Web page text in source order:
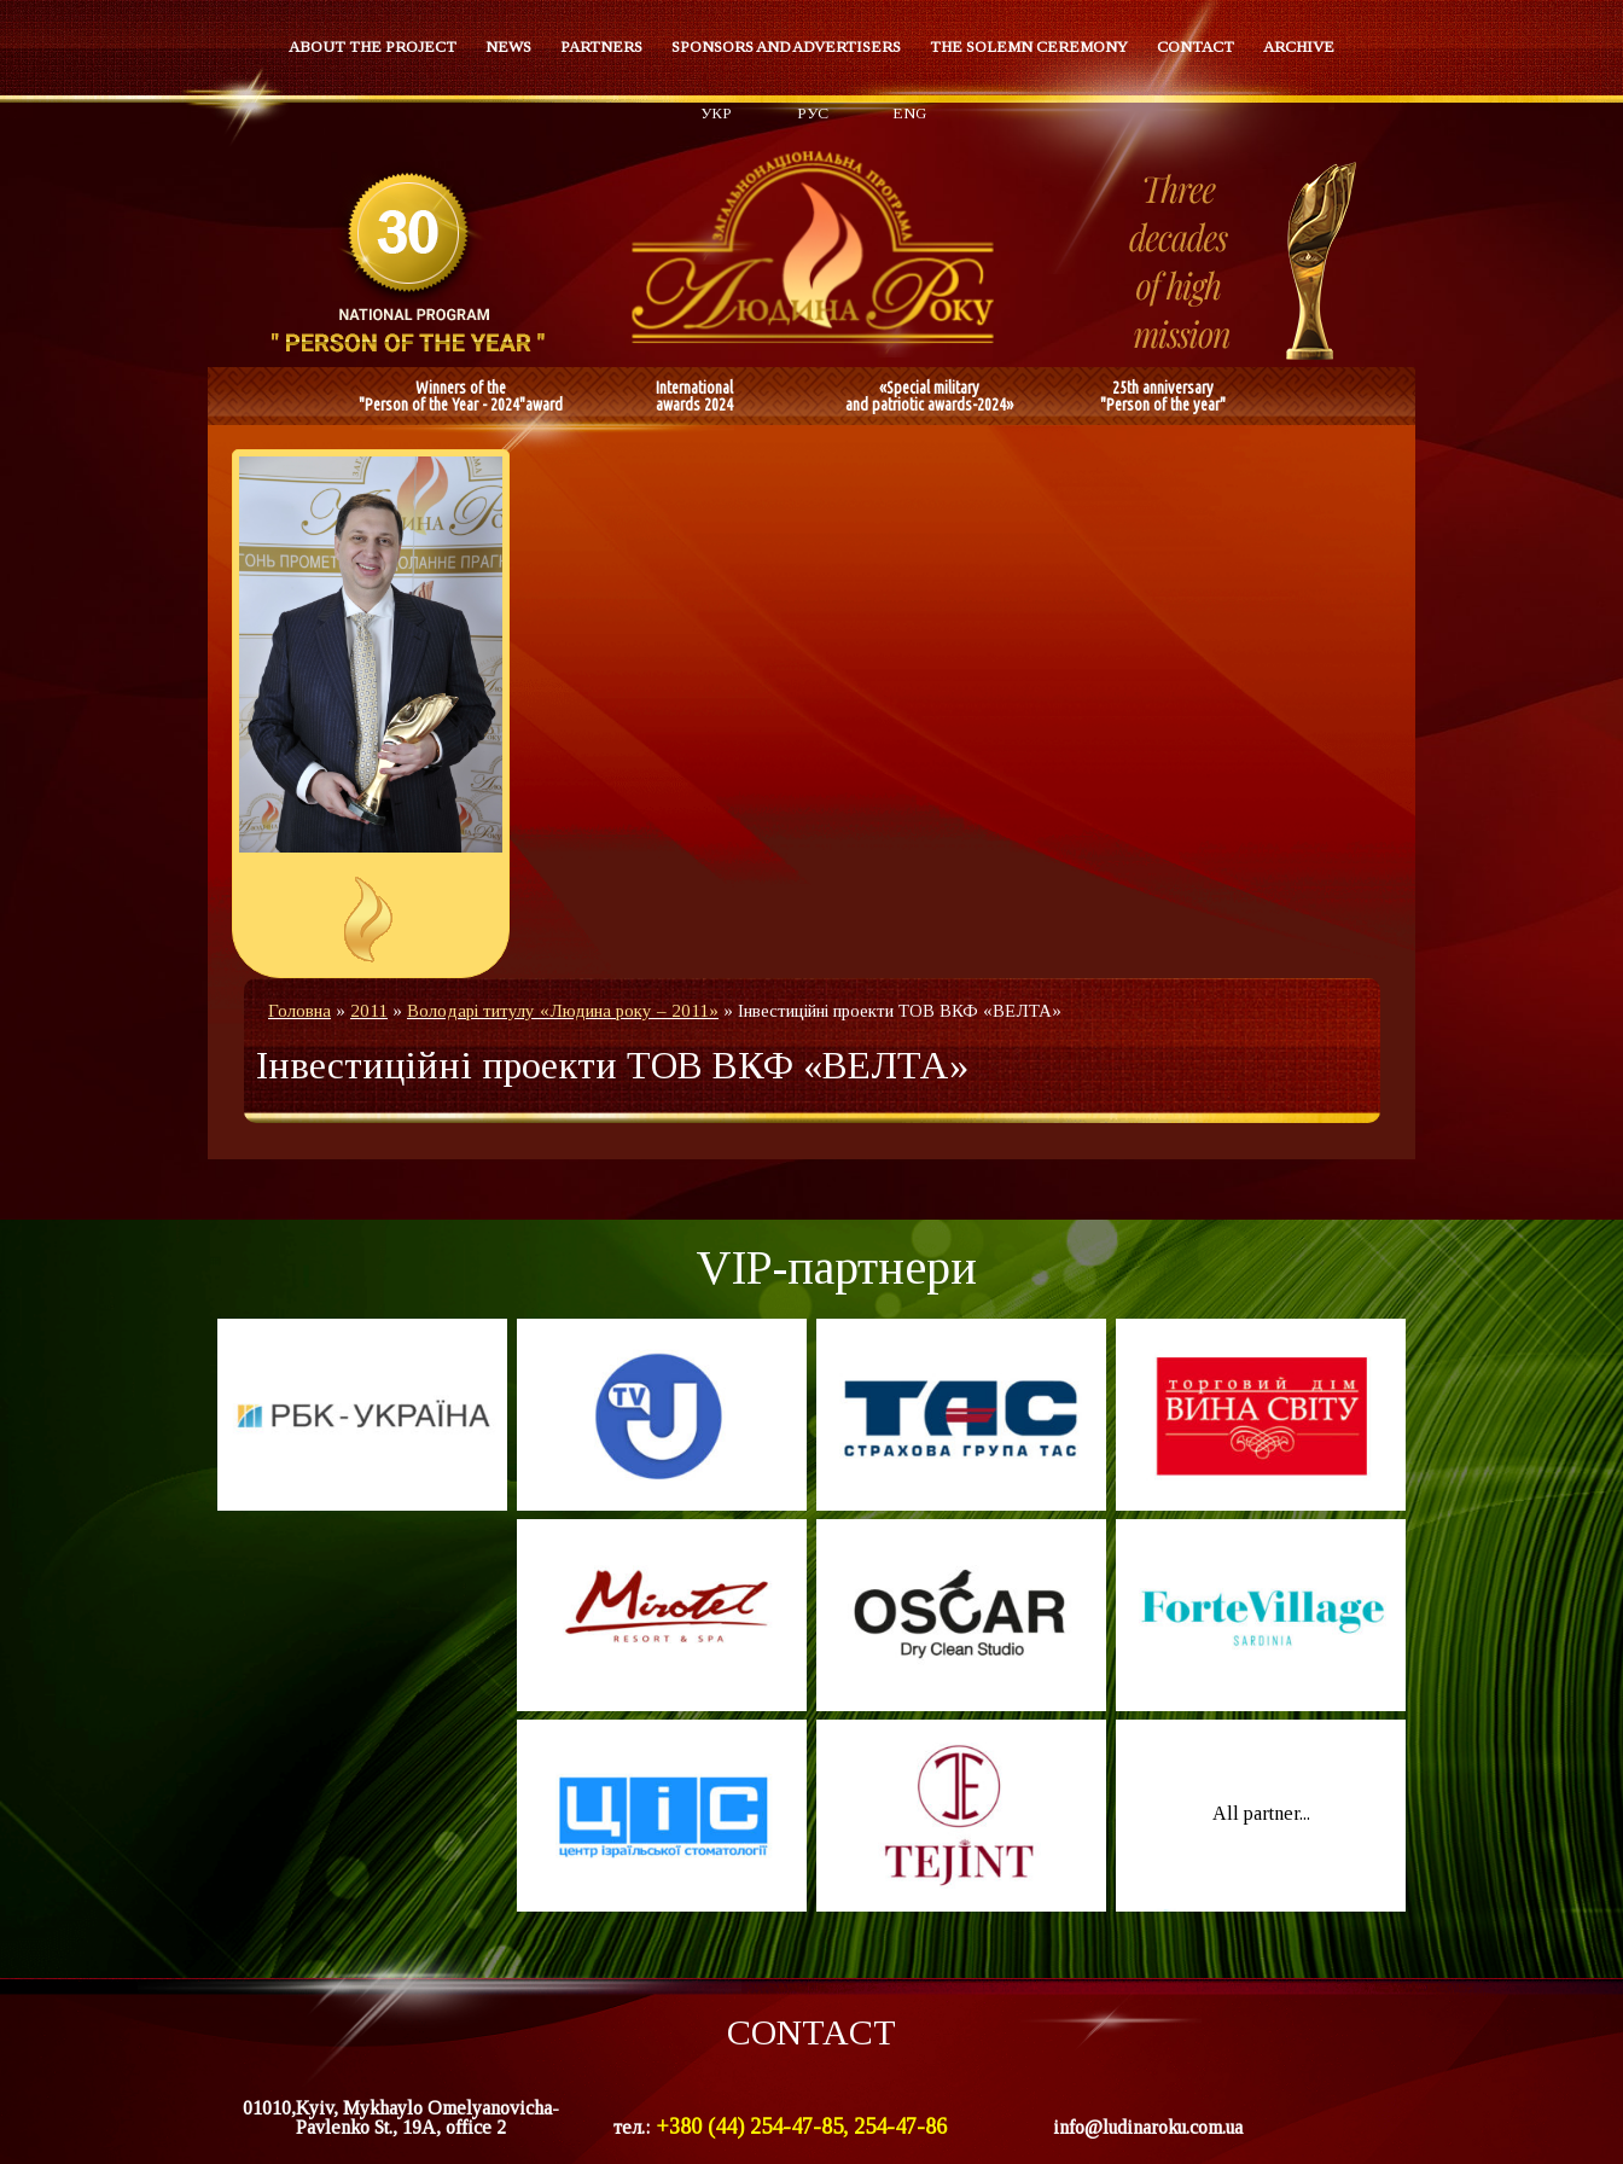
ABOUT THE PROJECT NEWS PARTNERS SPONSORS AND ADVERTISERS THE SOLEMN CEREMONY CONTACT ARCHIVE
УКР РУС ENG
Winners of the
"Person of the Year - 2024"award
International
awards 2024
«Special military
and patriotic awards-2024»
25th anniversary
"Person of the year"
Головна» 2011 » Володарі титулу «Людина року – 2011»» Інвестиційні проекти ТОВ ВКФ «ВЕЛТА»
Інвестиційні проекти ТОВ ВКФ «ВЕЛТА»
VIP-партнери
All partner...
CONTACT
01010,Kyiv, Mykhaylo Omelyanovicha-
Pavlenko St., 19A, office 2
тел.: +380 (44) 254-47-85, 254-47-86 info@ludinaroku.com.ua